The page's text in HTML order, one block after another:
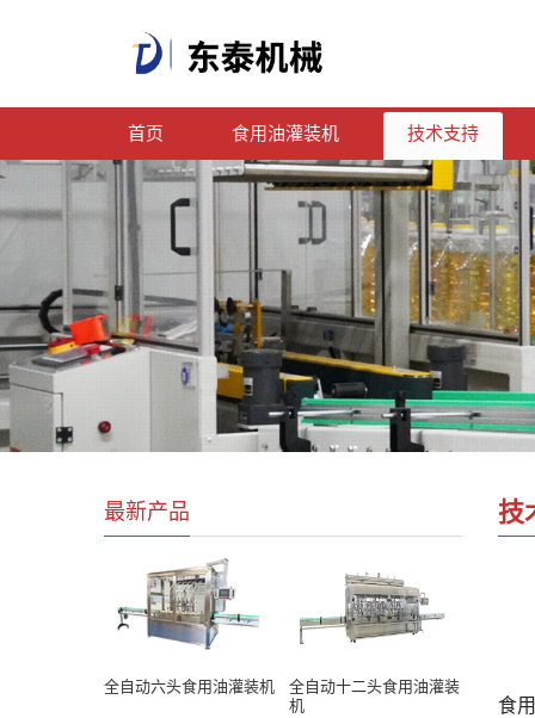
首页 食用油灌装机 技术支持
技
食
最新产品
全自动六头食用油灌装机
全自动十二头食用油灌装
机